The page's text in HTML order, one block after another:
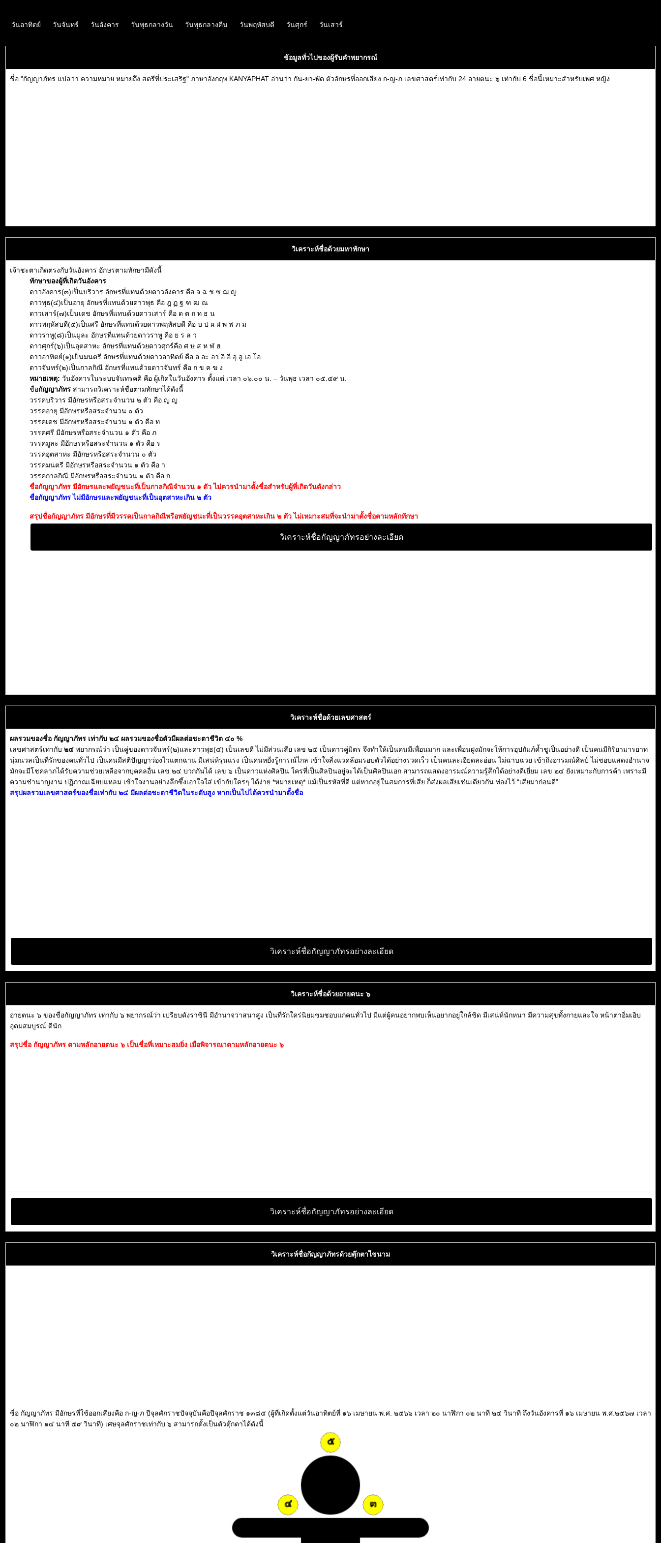
วันอาทิตย์ วันจันทร์ วันอังคาร วันพุธกลางวัน วันพุธกลางคืน วันพฤหัสบดี วันศุกร์ วันเสาร์
ข้อมูลทั่วไปของผู้รับคำพยากรณ์
ชื่อ "กัญญาภัทร แปลว่า ความหมาย หมายถึง สตรีที่ประเสริฐ" ภาษาอังกฤษ KANYAPHAT อ่านว่า กัน-ยา-พัด ตัวอักษรที่ออกเสียง ก-ญ-ภ เลขศาสตร์เท่ากับ 24 อายตนะ ๖ เท่ากับ 6 ชื่อนี้เหมาะสำหรับเพศ หญิง
วิเคราะห์ชื่อด้วยมหาทักษา
เจ้าชะตาเกิดตรงกับวันอังคาร อักษรตามทักษามีดังนี้
ทักษาของผู้ที่เกิดวันอังคาร
ดาวอังคาร(๓)เป็นบริวาร อักษรที่แทนด้วยดาวอังคาร คือ จ ฉ ช ซ ฌ ญ
ดาวพุธ(๔)เป็นอายุ อักษรที่แทนด้วยดาวพุธ คือ ฎ ฏ ฐ ฑ ฒ ณ
ดาวเสาร์(๗)เป็นเดช อักษรที่แทนด้วยดาวเสาร์ คือ ด ต ถ ท ธ น
ดาวพฤหัสบดี(๕)เป็นศรี อักษรที่แทนด้วยดาวพฤหัสบดี คือ บ ป ผ ฝ พ ฟ ภ ม
ดาวราหู(๘)เป็นมูละ อักษรที่แทนด้วยดาวราหู คือ ย ร ล ว
ดาวศุกร์(๖)เป็นอุตสาหะ อักษรที่แทนด้วยดาวศุกร์คือ ศ ษ ส ห ฬ ฮ
ดาวอาทิตย์(๑)เป็นมนตรี อักษรที่แทนด้วยดาวอาทิตย์ คือ อ อะ อา อิ อี อุ อู เอ โอ
ดาวจันทร์(๒)เป็นกาลกิณี อักษรที่แทนด้วยดาวจันทร์ คือ ก ข ค ฆ ง
หมายเหตุ: วันอังคารในระบบจันทรคติ คือ ผู้เกิดในวันอังคาร ตั้งแต่ เวลา ๐๖.๐๐ น. – วันพุธ เวลา ๐๕.๕๙ น.
ชื่อกัญญาภัทร สามารถวิเคราะห์ชื่อตามทักษาได้ดังนี้
วรรคบริวาร มีอักษรหรือสระจำนวน ๒ ตัว คือ ญ ญ
วรรคอายุ มีอักษรหรือสระจำนวน ๐ ตัว
วรรคเดช มีอักษรหรือสระจำนวน ๑ ตัว คือ ท
วรรคศรี มีอักษรหรือสระจำนวน ๑ ตัว คือ ภ
วรรคมูละ มีอักษรหรือสระจำนวน ๑ ตัว คือ ร
วรรคอุตสาหะ มีอักษรหรือสระจำนวน ๐ ตัว
วรรคมนตรี มีอักษรหรือสระจำนวน ๑ ตัว คือ า
วรรคกาลกิณี มีอักษรหรือสระจำนวน ๑ ตัว คือ ก
ชื่อกัญญาภัทร มีอักษรและพยัญชนะที่เป็นกาลกิณีจำนวน ๑ ตัว ไม่ควรนำมาตั้งชื่อสำหรับผู้ที่เกิดวันดังกล่าว
ชื่อกัญญาภัทร ไม่มีอักษรและพยัญชนะที่เป็นอุตสาหะเกิน ๒ ตัว
สรุปชื่อกัญญาภัทร มีอักษรที่มีวรรคเป็นกาลกิณีหรือพยัญชนะที่เป็นวรรคอุตสาหะเกิน ๒ ตัว ไม่เหมาะสมที่จะนำมาตั้งชื่อตามหลักทักษา
วิเคราะห์ชื่อกัญญาภัทรอย่างละเอียด
วิเคราะห์ชื่อด้วยเลขศาสตร์
ผลรวมของชื่อ กัญญาภัทร เท่ากับ ๒๔ ผลรวมของชื่อตัวมีผลต่อชะตาชีวิต ๔๐ %
เลขศาสตร์เท่ากับ ๒๔ พยากรณ์ว่า เป็นคู่ของดาวจันทร์(๒)และดาวพุธ(๔) เป็นเลขดี ไม่มีส่วนเสีย เลข ๒๔ เป็นดาวคู่มิตร จึงทำให้เป็นคนมีเพื่อนมาก และเพื่อนฝูงมักจะให้การอุปถัมภ์ค้ำชูเป็นอย่างดี เป็นคนมีกิริยามารยาท
นุ่มนวลเป็นที่รักของคนทั่วไป เป็นคนมีสติปัญญาว่องไวแตกฉาน มีเสน่ห์รุนแรง เป็นคนหยั่งรู้การณ์ไกล เข้าใจสิ่งแวดล้อมรอบตัวได้อย่างรวดเร็ว เป็นคนละเอียดละอ่อน ไม่ฉาบฉวย เข้าถึงอารมณ์ศิลป์ ไม่ชอบแสดงอำนาจ
มักจะมีโชคลาภได้รับความช่วยเหลือจากบุคคลอื่น เลข ๒๔ บวกกันได้ เลข ๖ เป็นดาวแห่งศิลปิน ใครที่เป็นศิลปินอยู่จะได้เป็นศิลปินเอก สามารถแสดงอารมณ์ความรู้สึกได้อย่างดีเยี่ยม เลข ๒๔ ยังเหมาะกับการค้า เพราะมี
ความชำนาญงาน ปฏิภาณเฉียบแหลม เข้าใจงานอย่างลึกซึ้งเอาใจใส่ เข้ากับใครๆ ได้ง่าย *หมายเหตุ* แม้เป็นรหัสที่ดี แต่หากอยู่ในสมการที่เสีย ก็ส่งผลเสียเช่นเดียวกัน ท่องไว้ “เสียมาก่อนดี”
สรุปผลรวมเลขศาสตร์ของชื่อเท่ากับ ๒๔ มีผลต่อชะตาชีวิตในระดับสูง หากเป็นไปได้ควรนำมาตั้งชื่อ
วิเคราะห์ชื่อกัญญาภัทรอย่างละเอียด
วิเคราะห์ชื่อด้วยอายตนะ ๖
อายตนะ ๖ ของชื่อกัญญาภัทร เท่ากับ ๖ พยากรณ์ว่า เปรียบดังราชินี มีอำนาจวาสนาสูง เป็นที่รักใคร่นิยมชมชอบแก่คนทั่วไป มีแต่ผู้คนอยากพบเห็นอยากอยู่ใกล้ชิด มีเสน่ห์นักหนา มีความสุขทั้งกายและใจ หน้าตาอิ่มเอิบ
อุดมสมบูรณ์ ดีนัก
สรุปชื่อ กัญญาภัทร ตามหลักอายตนะ ๖ เป็นชื่อที่เหมาะสมยิ่ง เมื่อพิจารณาตามหลักอายตนะ ๖
วิเคราะห์ชื่อกัญญาภัทรอย่างละเอียด
วิเคราะห์ชื่อกัญญาภัทรด้วยตุ๊กตาไขนาม
ชื่อ กัญญาภัทร มีอักษรที่ใช้ออกเสียงคือ ก-ญ-ภ ปีจุลศักราชปัจจุบันคือปีจุลศักราช ๑๓๘๕ (ผู้ที่เกิดตั้งแต่วันอาทิตย์ที่ ๑๖ เมษายน พ.ศ. ๒๕๖๖ เวลา ๒๐ นาฬิกา ๐๒ นาที ๒๔ วินาที ถึงวันอังคารที่ ๑๖ เมษายน พ.ศ.๒๕๖๗ เวลา
๐๒ นาฬิกา ๑๔ นาที ๕๙ วินาที) เศษจุลศักราชเท่ากับ ๖ สามารถตั้งเป็นตัวตุ๊กตาได้ดังนี้